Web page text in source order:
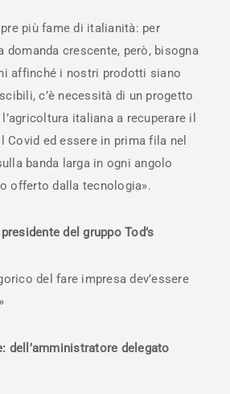
più fame di italianità: per
domanda crescente, però, bisogna
affinché i nostri prodotti siano
c’è necessità di un progetto
italiana a recuperare il
Covid ed essere in prima fila nel
banda larga in ogni angolo
offerto dalla tecnologia».
del gruppo Tod’s
del fare impresa dev’essere
dell’amministratore delegato